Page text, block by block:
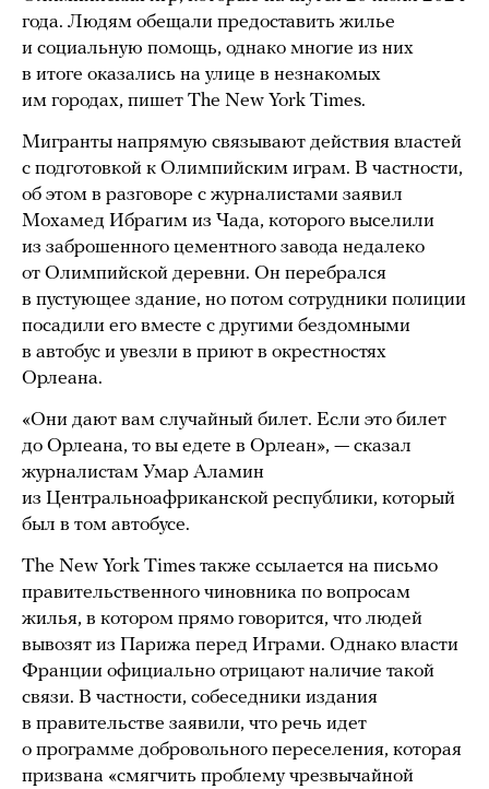
года. Людям обещали предоставить жилье
и социальную помощь, однако многие из них
в итоге оказались на улице в незнакомых
им городах, пишет The New York Times.
Мигранты напрямую связывают действия властей
с подготовкой к Олимпийским играм. В частности,
об этом в разговоре с журналистами заявил
Мохамед Ибрагим из Чада, которого выселили
из заброшенного цементного завода недалеко
от Олимпийской деревни. Он перебрался
в пустующее здание, но потом сотрудники полиции
посадили его вместе с другими бездомными
в автобус и увезли в приют в окрестностях
Орлеана.
«Они дают вам случайный билет. Если это билет
до Орлеана, то вы едете в Орлеан», — сказал
журналистам Умар Аламин
из Центральноафриканской республики, который
был в том автобусе.
The New York Times также ссылается на письмо
правительственного чиновника по вопросам
жилья, в котором прямо говорится, что людей
вывозят из Парижа перед Играми. Однако власти
Франции официально отрицают наличие такой
связи. В частности, собеседники издания
в правительстве заявили, что речь идет
о программе добровольного переселения, которая
призвана «смягчить проблему чрезвычайной